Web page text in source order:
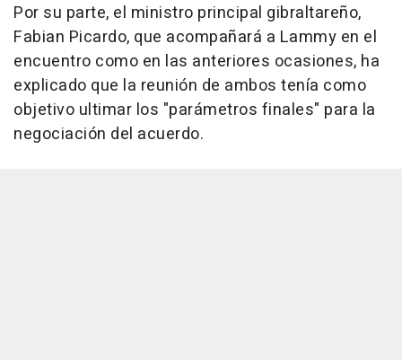
Por su parte, el ministro principal gibraltareño,
Fabian Picardo, que acompañará a Lammy en el
encuentro como en las anteriores ocasiones, ha
explicado que la reunión de ambos tenía como
objetivo ultimar los "parámetros finales" para la
negociación del acuerdo.